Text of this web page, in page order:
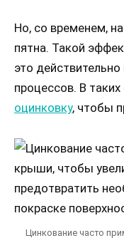
Но, со временем,
пятна. Такой
это
процессов. В
оцинковку, чтобы
Цинкование часто